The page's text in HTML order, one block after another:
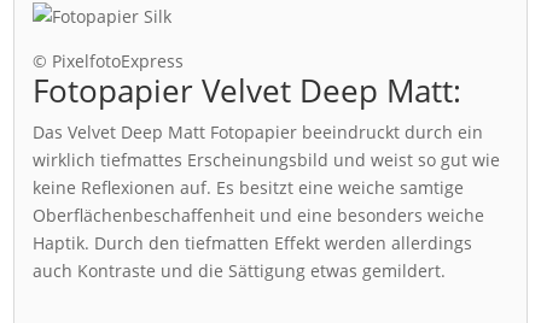
© PixelfotoExpress
Fotopapier Velvet Deep Matt:
Das Velvet Deep Matt Fotopapier beeindruckt durch ein
wirklich tiefmattes Erscheinungsbild und weist so gut wie
keine Reflexionen auf. Es besitzt eine weiche samtige
Oberflächenbeschaffenheit und eine besonders weiche
Haptik. Durch den tiefmatten Effekt werden allerdings
auch Kontraste und die Sättigung etwas gemildert.